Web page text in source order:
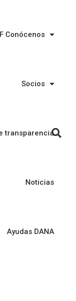
Conócenos
Socios
transparencia
Noticias
Ayudas DANA